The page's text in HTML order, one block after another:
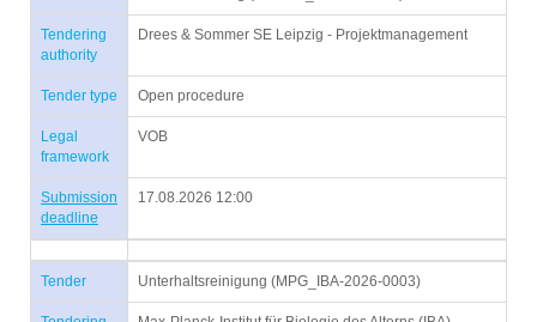
Tendering
authority
Drees & Sommer SE Leipzig - Projektmanagement
Tender type Open procedure
Legal
framework
VOB
Submission
deadline
17.08.2026 12:00
Tender Unterhaltsreinigung (MPG_IBA-2026-0003)